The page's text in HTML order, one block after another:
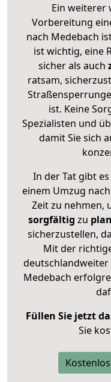
Ein weiterer
Vorbereitung
nach Medebach
ist wichtig, eine
sicher als auch
ratsam,
ist. Keine
Spezialisten und
damit Sie sich
In der Tat gibt
einem Umzug
Zeit zu nehmen,
sorgfältig zu
sicherzustellen,
Mit der
deutschlandweiter
Medebach
Füllen Sie jetzt
Sie